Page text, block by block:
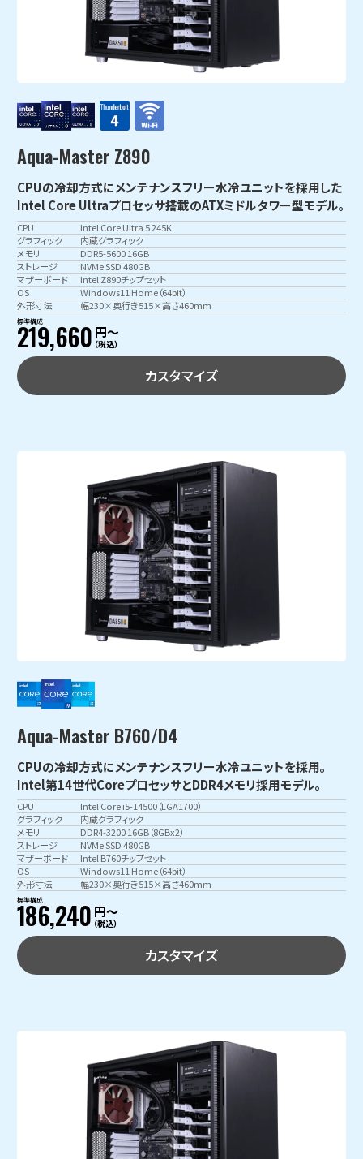
Aqua-Master Z890
CPUの冷却方式にメンテナンスフリー水冷ユニットを採用した
Intel Core Ultraプロセッサ搭載のATXミドルタワー型モデル。
CPU
Intel Core Ultra 5 245K
グラフィック
内蔵グラフィック
メモリ
DDR5-5600 16GB
ストレージ
NVMe SSD 480GB
マザーボード
Intel Z890チップセット
OS
Windows11 Home（64bit）
外形寸法
幅230×奥行き515×高さ460mm
標準構成
219,660 円〜
（税込）
カスタマイズ
Aqua-Master B760/D4
CPUの冷却方式にメンテナンスフリー水冷ユニットを採用。
Intel第14世代CoreプロセッサとDDR4メモリ採用モデル。
CPU
Intel Core i5-14500（LGA1700）
グラフィック
内蔵グラフィック
メモリ
DDR4-3200 16GB（8GBx2）
ストレージ
NVMe SSD 480GB
マザーボード
Intel B760チップセット
OS
Windows11 Home（64bit）
外形寸法
幅230×奥行き515×高さ460mm
標準構成
186,240 円〜
（税込）
カスタマイズ